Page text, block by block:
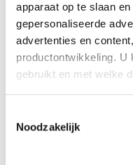
apparaat op te slaan
gepersonaliseerde
advertenties en
productontwikkeling. U
gebruikt en met welke
Informatie
Uw apparaat
Noodzakelijk
25 november 2025
Cao-tekst
beschikbaar
Begin juli hebben